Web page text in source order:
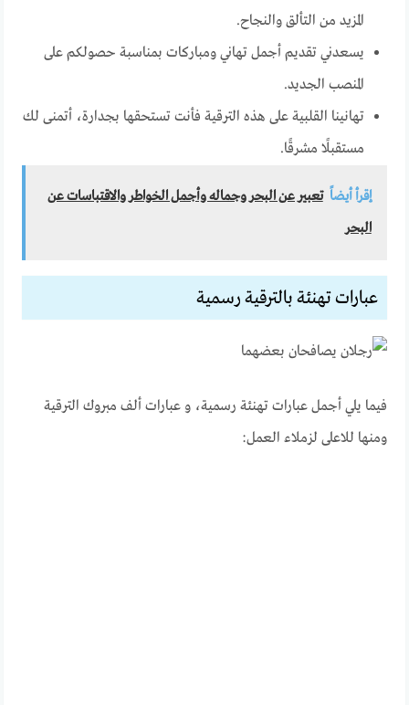
المزيد من التألق والنجاح.
يسعدني تقديم أجمل تهاني ومباركات بمناسبة حصولكم على
المنصب الجديد.
تهانينا القلبية على هذه الترقية فأنت تستحقها بجدارة، أتمنى لك
مستقبلًا مشرقًا.
إقرأ أيضاً تعبير عن البحر وجماله وأجمل الخواطر والاقتباسات عن
البحر
عبارات تهنئة بالترقية رسمية
فيما يلي أجمل عبارات تهنئة رسمية، و عبارات ألف مبروك الترقية
ومنها للاعلى لزملاء العمل: